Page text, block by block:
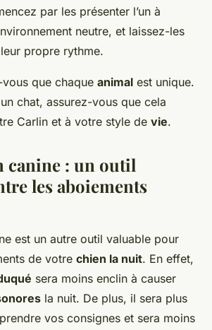
par les présenter l’un à
neutre, et laissez-les
propre rythme.
que chaque animal est unique.
chat, assurez-vous que cela
Carlin et à votre style de vie.
canine : un outil
les aboiements
est un autre outil valuable pour
de votre chien la nuit. En effet,
sera moins enclin à causer
la nuit. De plus, il sera plus
vos consignes et sera moins